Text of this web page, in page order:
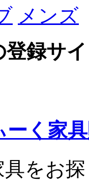
メンズ
登録サ
く家
をお